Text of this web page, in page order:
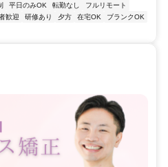
平日のみOK 転勤なし
フルリモート
歓迎 研修あり 夕方 在宅OK
ブランクOK